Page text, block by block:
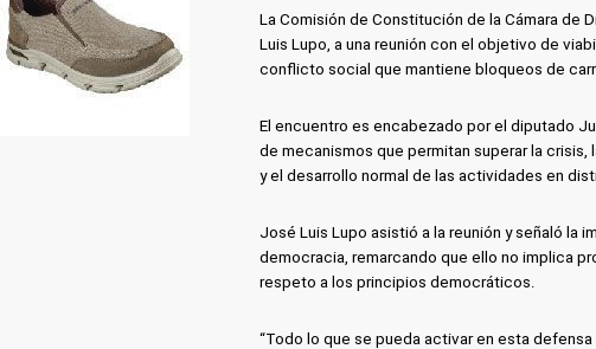
La Comisión de Constitución de la Cámara de
Luis Lupo, a una reunión con el objetivo de
conflicto social que mantiene bloqueos de
El encuentro es encabezado por el diputado
de mecanismos que permitan superar la
y el desarrollo normal de las actividades en
José Luis Lupo asistió a la reunión y señaló la
democracia, remarcando que ello no implica
respeto a los principios democráticos.
“Todo lo que se pueda activar en esta